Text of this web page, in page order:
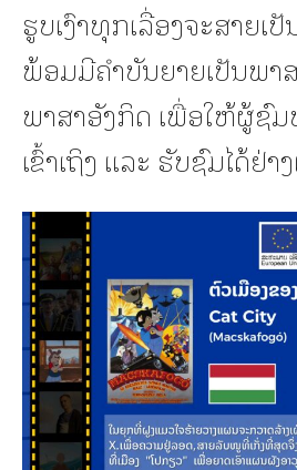
ຮູບເງົາທຸກເລື່ອງຈະສາຍເ
ພ້ອມມີຄໍາບັນຍາຍເປັນພາ
ພາສາອັງກິດ ເພື່ອໃຫ້ຜູ້ຊົ
ເຂົ້າເຖິງ ແລະ ຮັບຊົມໄດ້ຢ່າ